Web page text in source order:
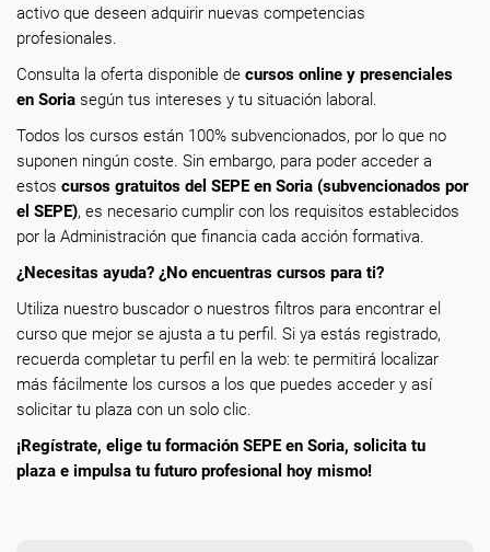
activo que deseen adquirir nuevas competencias
profesionales.
Consulta la oferta disponible de cursos online y presenciales
en Soria según tus intereses y tu situación laboral.
Todos los cursos están 100% subvencionados, por lo que no
suponen ningún coste. Sin embargo, para poder acceder a
estos cursos gratuitos del SEPE en Soria (subvencionados por
el SEPE), es necesario cumplir con los requisitos establecidos
por la Administración que financia cada acción formativa.
¿Necesitas ayuda? ¿No encuentras cursos para ti?
Utiliza nuestro buscador o nuestros filtros para encontrar el
curso que mejor se ajusta a tu perfil. Si ya estás registrado,
recuerda completar tu perfil en la web: te permitirá localizar
más fácilmente los cursos a los que puedes acceder y así
solicitar tu plaza con un solo clic.
¡Regístrate, elige tu formación SEPE en Soria, solicita tu
plaza e impulsa tu futuro profesional hoy mismo!